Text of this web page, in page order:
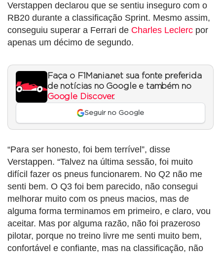
Verstappen declarou que se sentiu inseguro com o
RB20 durante a classificação Sprint. Mesmo assim,
conseguiu superar a Ferrari de Charles Leclerc por
apenas um décimo de segundo.
Faça o F1Mania.net sua fonte preferida
de notícias no Google e também no
Google Discover.
Seguir no Google
“Para ser honesto, foi bem terrível”, disse
Verstappen. “Talvez na última sessão, foi muito
difícil fazer os pneus funcionarem. No Q2 não me
senti bem. O Q3 foi bem parecido, não consegui
melhorar muito com os pneus macios, mas de
alguma forma terminamos em primeiro, e claro, vou
aceitar. Mas por alguma razão, não foi prazeroso
pilotar, porque no treino livre me senti muito bem,
confortável e confiante, mas na classificação, não